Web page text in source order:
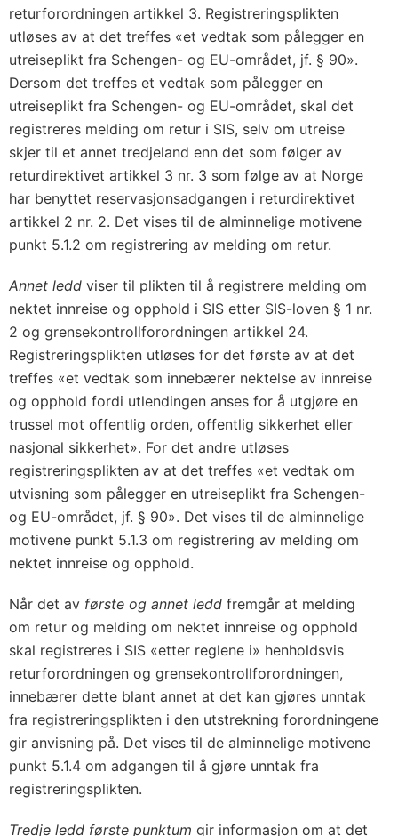
returforordningen artikkel 3. Registreringsplikten
utløses av at det treffes «et vedtak som pålegger en
utreiseplikt fra Schengen- og EU-området, jf. § 90».
Dersom det treffes et vedtak som pålegger en
utreiseplikt fra Schengen- og EU-området, skal det
registreres melding om retur i SIS, selv om utreise
skjer til et annet tredjeland enn det som følger av
returdirektivet artikkel 3 nr. 3 som følge av at Norge
har benyttet reservasjonsadgangen i returdirektivet
artikkel 2 nr. 2. Det vises til de alminnelige motivene
punkt 5.1.2 om registrering av melding om retur.
Annet ledd viser til plikten til å registrere melding om
nektet innreise og opphold i SIS etter SIS-loven § 1 nr.
2 og grensekontrollforordningen artikkel 24.
Registreringsplikten utløses for det første av at det
treffes «et vedtak som innebærer nektelse av innreise
og opphold fordi utlendingen anses for å utgjøre en
trussel mot offentlig orden, offentlig sikkerhet eller
nasjonal sikkerhet». For det andre utløses
registreringsplikten av at det treffes «et vedtak om
utvisning som pålegger en utreiseplikt fra Schengen-
og EU-området, jf. § 90». Det vises til de alminnelige
motivene punkt 5.1.3 om registrering av melding om
nektet innreise og opphold.
Når det av første og annet ledd fremgår at melding
om retur og melding om nektet innreise og opphold
skal registreres i SIS «etter reglene i» henholdsvis
returforordningen og grensekontrollforordningen,
innebærer dette blant annet at det kan gjøres unntak
fra registreringsplikten i den utstrekning forordningene
gir anvisning på. Det vises til de alminnelige motivene
punkt 5.1.4 om adgangen til å gjøre unntak fra
registreringsplikten.
Tredje ledd første punktum gir informasjon om at det